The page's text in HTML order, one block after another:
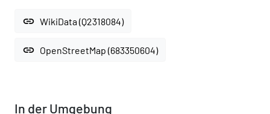
link WikiData (Q2318084)
link OpenStreetMap (683350604)
In der Umgebung